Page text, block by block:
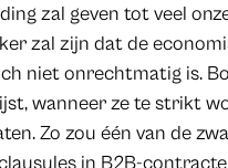
zal geven tot veel
zal zijn dat de
niet onrechtmatig is.
wanneer ze te strikt
Zo zou één van de
in B2B-